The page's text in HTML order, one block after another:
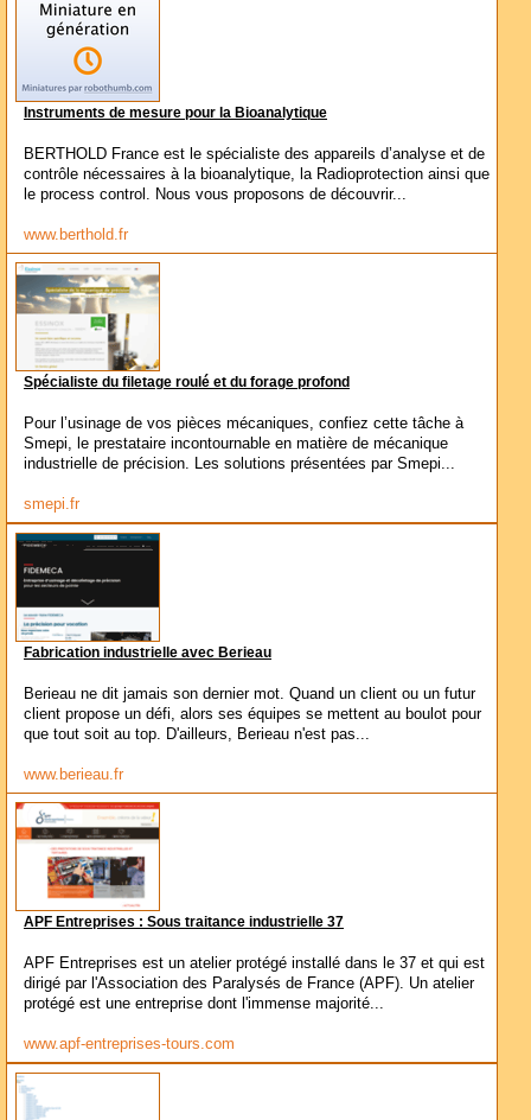
Instruments de mesure pour la Bioanalytique
BERTHOLD France est le spécialiste des appareils d’analyse et de
contrôle nécessaires à la bioanalytique, la Radioprotection ainsi que
le process control. Nous vous proposons de découvrir...
www.berthold.fr
Spécialiste du filetage roulé et du forage profond
Pour l’usinage de vos pièces mécaniques, confiez cette tâche à
Smepi, le prestataire incontournable en matière de mécanique
industrielle de précision. Les solutions présentées par Smepi...
smepi.fr
Fabrication industrielle avec Berieau
Berieau ne dit jamais son dernier mot. Quand un client ou un futur
client propose un défi, alors ses équipes se mettent au boulot pour
que tout soit au top. D'ailleurs, Berieau n'est pas...
www.berieau.fr
APF Entreprises : Sous traitance industrielle 37
APF Entreprises est un atelier protégé installé dans le 37 et qui est
dirigé par l'Association des Paralysés de France (APF). Un atelier
protégé est une entreprise dont l'immense majorité...
www.apf-entreprises-tours.com